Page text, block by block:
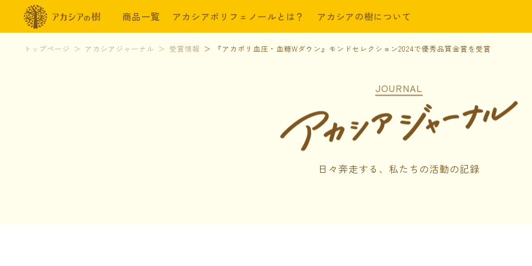
商品一覧 アカシアポリフェノールとは？ アカシアの樹について
トップページ アカシアジャーナル 受賞情報 『アカポリ血圧・血糖Wダウン』モンドセレクション2024で優秀品質金賞を受賞
JOURNAL
日々奔走する、私たちの活動の記録